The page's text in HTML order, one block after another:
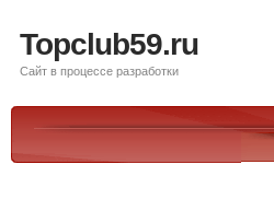
Topclub59.ru
Сайт в процессе разработки